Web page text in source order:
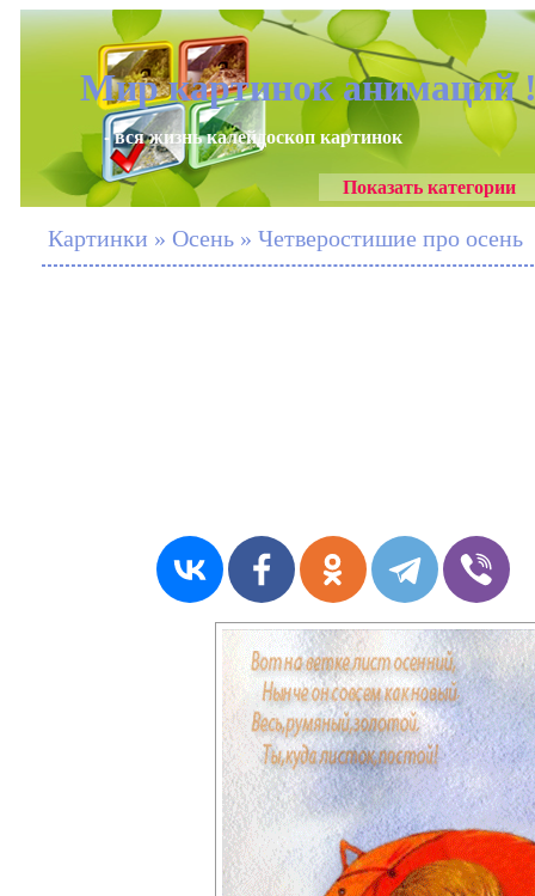
Мир картинок анимаций
- вся жизнь калейдоскоп картинок
Показать категории
Картинки » Осень » Четверостишие про осень